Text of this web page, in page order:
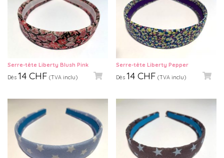
Serre-tête Liberty Blush Pink
Dès 14 CHF (TVA inclu)
Serre-tête Liberty Pepper
Dès 14CHF (TVA inclu)